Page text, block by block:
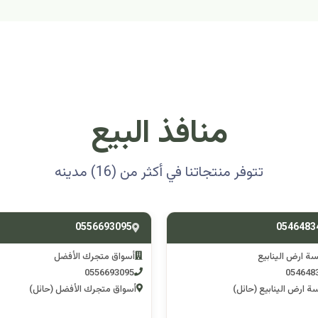
منافذ البيع
تتوفر منتجاتنا في أكثر من (16) مدينه
متجرك الأفضل
متجرك الأفضل (حائل)
0501314012
اسوق مكشات جو
0501314012
اسوق مكشات جو (الرصف)